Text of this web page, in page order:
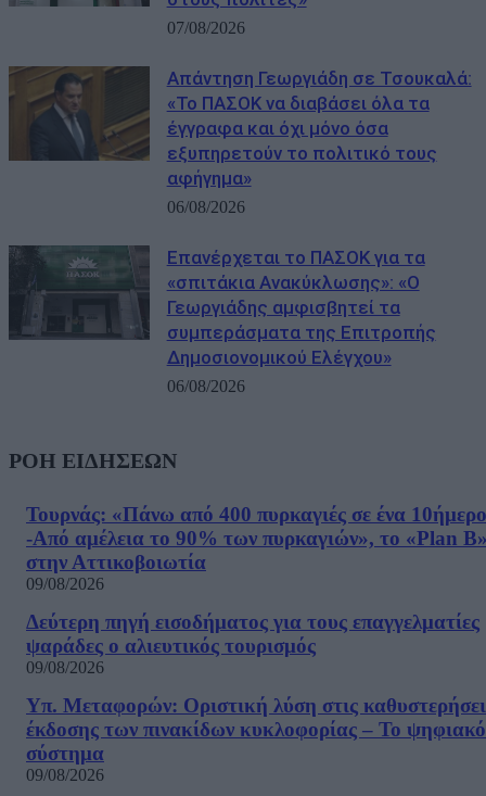
07/08/2026
Απάντηση Γεωργιάδη σε Τσουκαλά:
«Το ΠΑΣΟΚ να διαβάσει όλα τα
έγγραφα και όχι μόνο όσα
εξυπηρετούν το πολιτικό τους
αφήγημα»
06/08/2026
Επανέρχεται το ΠΑΣΟΚ για τα
«σπιτάκια Ανακύκλωσης»: «Ο
Γεωργιάδης αμφισβητεί τα
συμπεράσματα της Επιτροπής
Δημοσιονομικού Ελέγχου»
06/08/2026
ΡΟΗ ΕΙΔΗΣΕΩΝ
Τουρνάς: «Πάνω από 400 πυρκαγιές σε ένα 10ήμερο
-Από αμέλεια το 90% των πυρκαγιών», το «Plan
στην Αττικοβοιωτία
09/08/2026
Δεύτερη πηγή εισοδήματος για τους επαγγελματίες
ψαράδες ο αλιευτικός τουρισμός
09/08/2026
Υπ. Μεταφορών: Οριστική λύση στις
έκδοσης των πινακίδων κυκλοφορίας – Το ψηφιακό
σύστημα
09/08/2026